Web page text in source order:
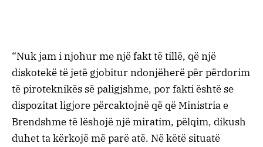
“Nuk jam i njohur me një fakt të tillë, që një
diskotekë të jetë gjobitur ndonjëherë për përdorim
të piroteknikës së paligjshme, por fakti është se
dispozitat ligjore përcaktojnë që që Ministria e
Brendshme të lëshojë një miratim, pëlqim, dikush
duhet ta kërkojë më parë atë. Në këtë situatë